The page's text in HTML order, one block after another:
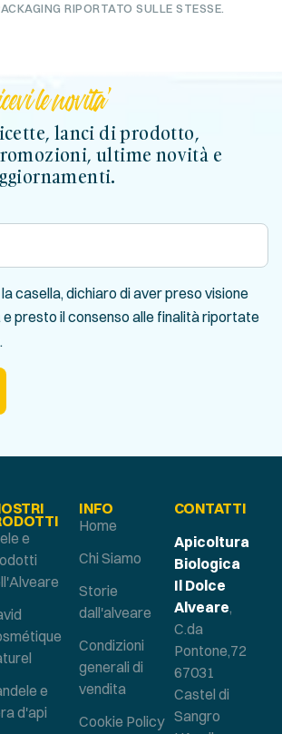
RIPORTATO SULLE STESSE.
le novita'
lanci di prodotto,
ultime novità e
casella, dichiaro di aver preso visione
e presto il consenso alle finalità riportate
.
e
e
d'api
INFO
Home
Chi Siamo
Storie
dall'alveare
Condizioni
generali di
vendita
Cookie Policy
CONTATTI
Apicoltura
Biologica
Il Dolce
Alveare,
C.da
Pontone,72
67031
Castel di
Sangro